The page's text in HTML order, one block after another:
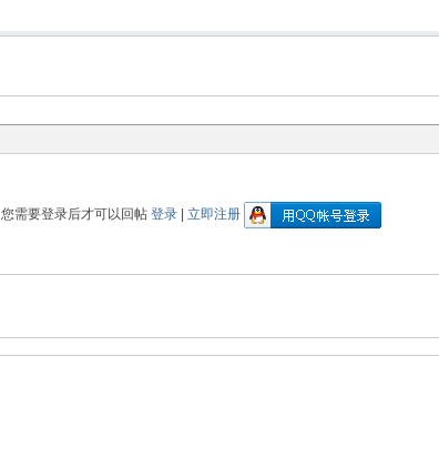
您需要登录后才可以回帖 登录| 立即注册